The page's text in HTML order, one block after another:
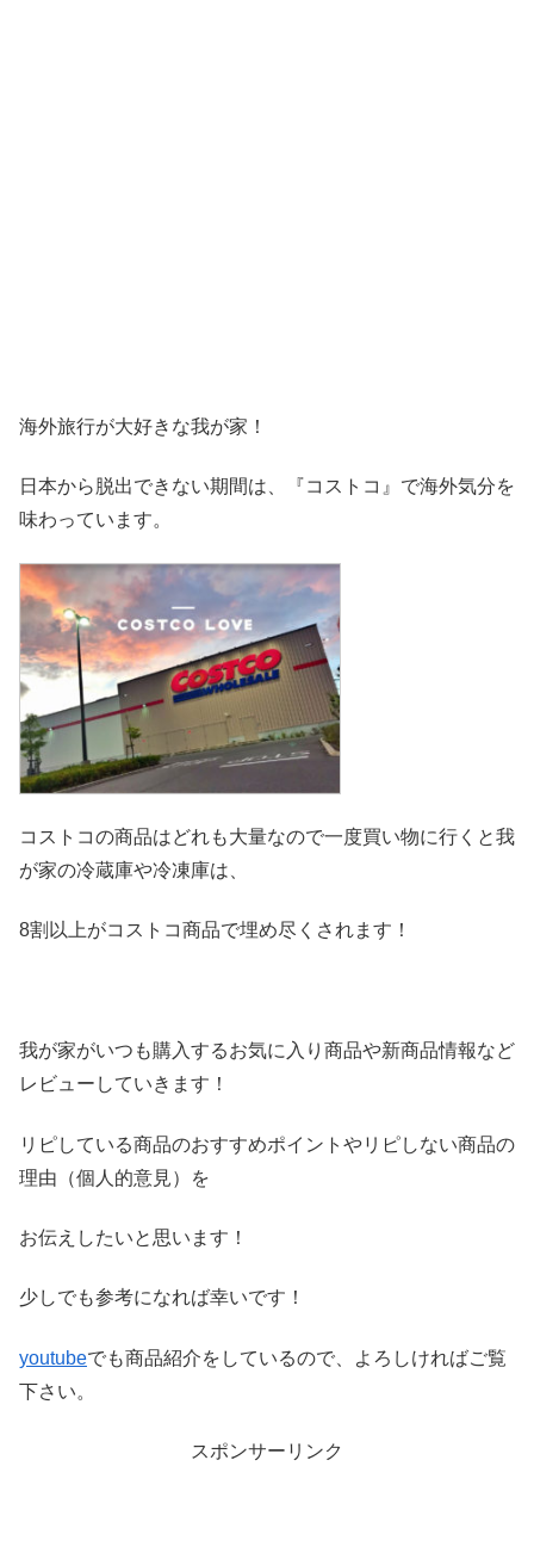
海外旅行が大好きな我が家！
日本から脱出できない期間は、『コストコ』 で海外気分を
味わっています。
コストコの商品はどれも大量なので一度買い物に行くと我
が家の冷蔵庫や冷凍庫は、
8割以上がコストコ商品で埋め尽くされます！
我が家がいつも購入するお気に入り商品や新商品情報など
レビ ューしていきます！
リピしている商品のおすすめポイントやリピしない商品の
理由（個人的意見）を
お伝えしたいと思います！
少しでも参考になれば幸いです！
youtubeでも商品紹介をしているので、よろしければご覧
下さい。
スポンサーリンク